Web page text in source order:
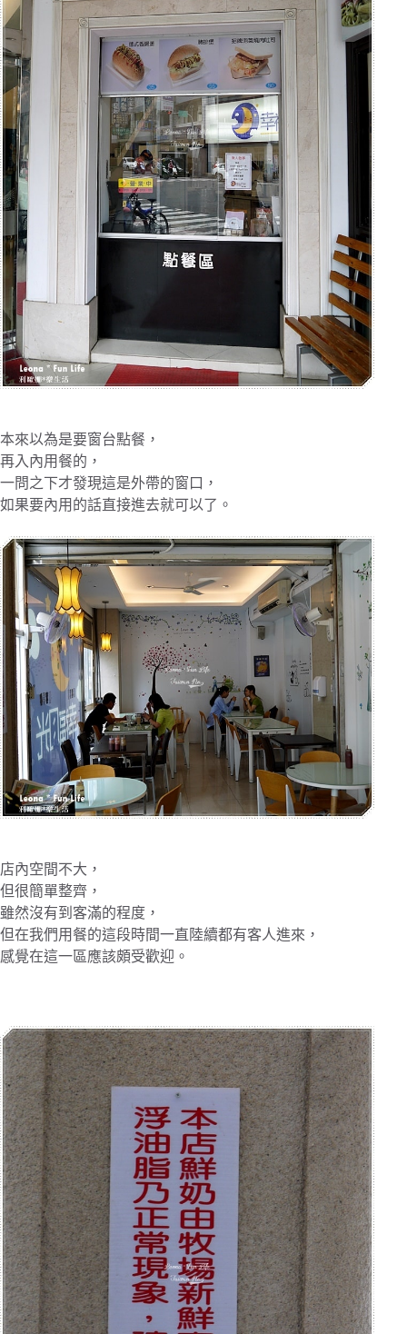
本來以為是要窗台點餐，
再入內用餐的，
一問之下才發現這是外帶的窗口，
如果要內用的話直接進去就可以了。
店內空間不大，
但很簡單整齊，
雖然沒有到客滿的程度，
但在我們用餐的這段時間一直陸續都有客人進來，
感覺在這一區應該頗受歡迎。